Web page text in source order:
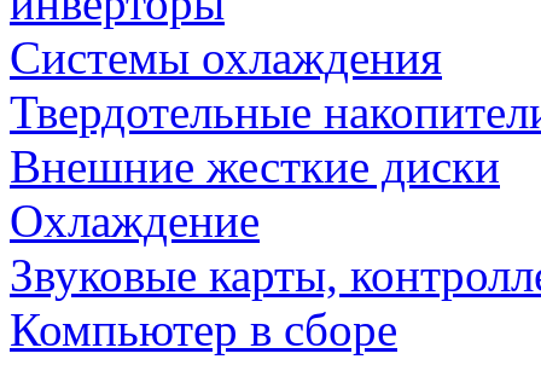
Системы охлаждения
Твердотельные
Внешние жесткие диски
Охлаждение
Звуковые карты,
Компьютер в сборе